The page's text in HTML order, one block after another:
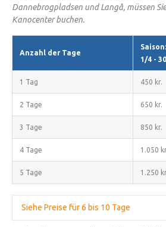
Dannebrogpladsen und Langå, müssen
Kanocenter buchen.
Anzahl der Tage
Saison:
1/4 -
1 Tag 450 kr.
2 Tage 650 kr.
3 Tage 850 kr.
4 Tage 1.050
5 Tage 1.250
Siehe Preise für 6 bis 10 Tage